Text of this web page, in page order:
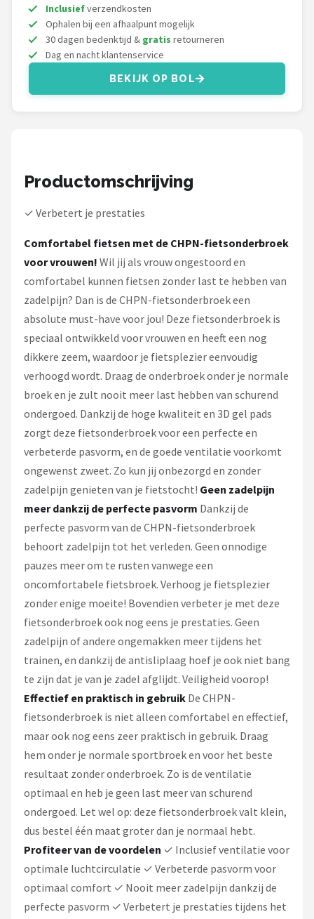
Voltano
Shimano
Inclusiefverzendkosten
Ophalen bij een afhaalpunt mogelijk
30 dagen bedenktijd & gratis retourneren
Dag en nacht klantenservice
BEKIJK OP BOL
Productomschrijving
✓ Verbetert je prestaties
Comfortabel fietsen met de CHPN-fietsonderbroek
voor vrouwen! Wil jij als vrouw ongestoord en
comfortabel kunnen fietsen zonder last te hebben van
zadelpijn? Dan is de CHPN-fietsonderbroek een
absolute must-have voor jou! Deze fietsonderbroek is
speciaal ontwikkeld voor vrouwen en heeft een nog
dikkere zeem, waardoor je fietsplezier eenvoudig
verhoogd wordt. Draag de onderbroek onder je normale
broek en je zult nooit meer last hebben van schurend
ondergoed. Dankzij de hoge kwaliteit en 3D gel pads
zorgt deze fietsonderbroek voor een perfecte en
verbeterde pasvorm, en de goede ventilatie voorkomt
ongewenst zweet. Zo kun jij onbezorgd en zonder
zadelpijn genieten van je fietstocht! Geen zadelpijn
meer dankzij de perfecte pasvorm Dankzij de
perfecte pasvorm van de CHPN-fietsonderbroek
behoort zadelpijn tot het verleden. Geen onnodige
pauzes meer om te rusten vanwege een
oncomfortabele fietsbroek. Verhoog je fietsplezier
zonder enige moeite! Bovendien verbeter je met deze
fietsonderbroek ook nog eens je prestaties. Geen
zadelpijn of andere ongemakken meer tijdens het
trainen, en dankzij de antisliplaag hoef je ook niet bang
te zijn dat je van je zadel afglijdt. Veiligheid voorop!
Effectief en praktisch in gebruik De CHPN-
fietsonderbroek is niet alleen comfortabel en effectief,
maar ook nog eens zeer praktisch in gebruik. Draag
hem onder je normale sportbroek en voor het beste
resultaat zonder onderbroek. Zo is de ventilatie
optimaal en heb je geen last meer van schurend
ondergoed. Let wel op: deze fietsonderbroek valt klein,
dus bestel één maat groter dan je normaal hebt.
Profiteer van de voordelen ✓ Inclusief ventilatie voor
optimale luchtcirculatie ✓ Verbeterde pasvorm voor
optimaal comfort ✓ Nooit meer zadelpijn dankzij de
perfecte pasvorm ✓ Verbetert je prestaties tijdens het